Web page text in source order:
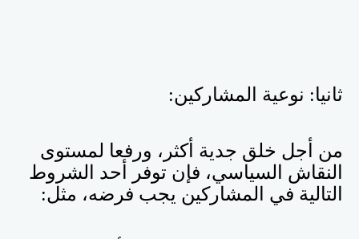
ثانيا: نوعية المشاركين:
من أجل خلق جدية أكثر، ورفعا لمستوى
النقاش السياسي، فإن توفر أحد الشروط
التالية في المشاركين يجب فرضه، مثل: